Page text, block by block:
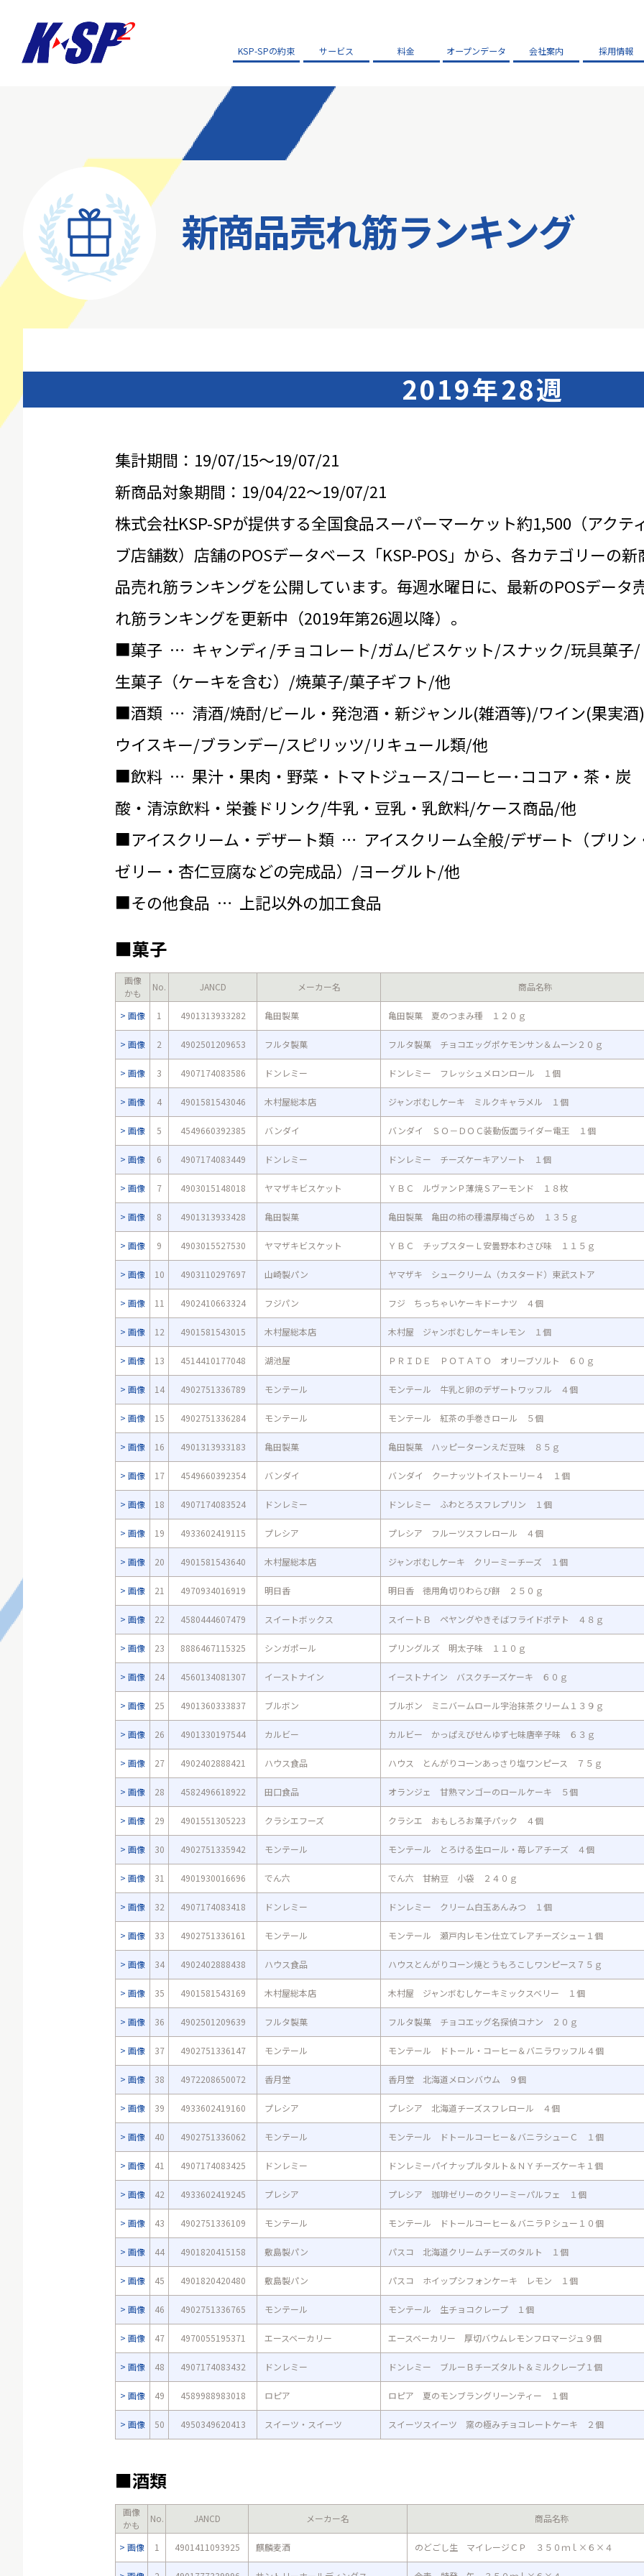
KSP-SPの約束 サービス 料金 オープンデータ 会社案内 採用情報
新商品売れ筋ランキング
2019年28週
集計期間：19/07/15～19/07/21
新商品対象期間：19/04/22～19/07/21
株式会社KSP-SPが提供する全国食品スーパーマーケット約1,500（アクテ
ブ店舗数）店舗のPOSデータベース「KSP-POS」から、各カテゴリーの新
品売れ筋ランキングを公開しています。毎週水曜日に、最新のPOSデータ
れ筋ランキングを更新中（2019年第26週以降）。
■菓子 … キャンディ/チョコレート/ガム/ビスケット/スナック/玩具菓子/
生菓子（ケーキを含む）/焼菓子/菓子ギフト/他
■酒類 … 清酒/焼酎/ビール・発泡酒・新ジャンル(雑酒等)/ワイン(果実
ウイスキー/ブランデー/スピリッツ/リキュール類/他
■飲料 … 果汁・果肉・野菜・トマトジュース/コーヒー･ココア・茶・炭
酸・清涼飲料・栄養ドリンク/牛乳・豆乳・乳飲料/ケース商品/他
■アイスクリーム・デザート類 … アイスクリーム全般/デザート（プリン
ゼリー・杏仁豆腐などの完成品）/ヨーグルト/他
■その他食品 … 上記以外の加工食品
■菓子
画像
かも
No. JANCD メーカー名 商品名称
画像 1 4901313933282 亀田製菓 亀田製菓 夏のつまみ種 １２０ｇ
画像 2 4902501209653 フルタ製菓 フルタ製菓 チョコエッグポケモンサン＆ムーン２０ｇ
画像 3 4907174083586 ドンレミー ドンレミー フレッシュメロンロール １個
画像 4 4901581543046 木村屋総本店 ジャンボむしケーキ ミルクキャラメル １個
画像 5 4549660392385 バンダイ バンダイ ＳＯ－ＤＯＣ装動仮面ライダー電王 １個
画像 6 4907174083449 ドンレミー ドンレミー チーズケーキアソート １個
画像 7 4903015148018 ヤマザキビスケット ＹＢＣ ルヴァンＰ薄焼Ｓアーモンド １８枚
画像 8 4901313933428 亀田製菓 亀田製菓 亀田の柿の種濃厚梅ざらめ １３５ｇ
画像 9 4903015527530 ヤマザキビスケット ＹＢＣ チップスターＬ安曇野本わさび味 １１５ｇ
画像 10 4903110297697 山崎製パン ヤマザキ シュークリーム（カスタード）東武ストア
画像 11 4902410663324 フジパン フジ ちっちゃいケーキドーナツ ４個
画像 12 4901581543015 木村屋総本店 木村屋 ジャンボむしケーキレモン １個
画像 13 4514410177048 湖池屋 ＰＲＩＤＥ ＰＯＴＡＴＯ オリーブソルト ６０ｇ
画像 14 4902751336789 モンテール モンテール 牛乳と卵のデザートワッフル ４個
画像 15 4902751336284 モンテール モンテール 紅茶の手巻きロール ５個
画像 16 4901313933183 亀田製菓 亀田製菓 ハッピーターンえだ豆味 ８５ｇ
画像 17 4549660392354 バンダイ バンダイ クーナッツトイストーリー４ １個
画像 18 4907174083524 ドンレミー ドンレミー ふわとろスフレプリン １個
画像 19 4933602419115 プレシア プレシア フルーツスフレロール ４個
画像 20 4901581543640 木村屋総本店 ジャンボむしケーキ クリーミーチーズ １個
画像 21 4970934016919 明日香 明日香 徳用角切りわらび餅 ２５０ｇ
画像 22 4580444607479 スイートボックス スイートＢ ペヤングやきそばフライドポテト ４８ｇ
画像 23 8886467115325 シンガポール プリングルズ 明太子味 １１０ｇ
画像 24 4560134081307 イーストナイン イーストナイン バスクチーズケーキ ６０ｇ
画像 25 4901360333837 ブルボン ブルボン ミニバームロール宇治抹茶クリーム１３９ｇ
画像 26 4901330197544 カルビー カルビー かっぱえびせんゆず七味唐辛子味 ６３ｇ
画像 27 4902402888421 ハウス食品 ハウス とんがりコーンあっさり塩ワンピース ７５ｇ
画像 28 4582496618922 田口食品 オランジェ 甘熟マンゴーのロールケーキ ５個
画像 29 4901551305223 クラシエフーズ クラシエ おもしろお菓子パック ４個
画像 30 4902751335942 モンテール モンテール とろける生ロール・苺レアチーズ ４個
画像 31 4901930016696 でん六 でん六 甘納豆 小袋 ２４０ｇ
画像 32 4907174083418 ドンレミー ドンレミー クリーム白玉あんみつ １個
画像 33 4902751336161 モンテール モンテール 瀬戸内レモン仕立てレアチーズシュー１個
画像 34 4902402888438 ハウス食品 ハウスとんがりコーン焼とうもろこしワンピース７５ｇ
画像 35 4901581543169 木村屋総本店 木村屋 ジャンボむしケーキミックスベリー １個
画像 36 4902501209639 フルタ製菓 フルタ製菓 チョコエッグ名探偵コナン ２０ｇ
画像 37 4902751336147 モンテール モンテール ドトール・コーヒー＆バニラワッフル４個
画像 38 4972208650072 香月堂 香月堂 北海道メロンバウム ９個
画像 39 4933602419160 プレシア プレシア 北海道チーズスフレロール ４個
画像 40 4902751336062 モンテール モンテール ドトールコーヒー＆バニラシューＣ １個
画像 41 4907174083425 ドンレミー ドンレミーパイナップルタルト＆ＮＹチーズケーキ１個
画像 42 4933602419245 プレシア プレシア 珈琲ゼリーのクリーミーパルフェ １個
画像 43 4902751336109 モンテール モンテール ドトールコーヒー＆バニラＰシュー１０個
画像 44 4901820415158 敷島製パン パスコ 北海道クリームチーズのタルト １個
画像 45 4901820420480 敷島製パン パスコ ホイップシフォンケーキ レモン １個
画像 46 4902751336765 モンテール モンテール 生チョコクレープ １個
画像 47 4970055195371 エースベーカリー エースベーカリー 厚切バウムレモンフロマージュ９個
画像 48 4907174083432 ドンレミー ドンレミー ブルーＢチーズタルト＆ミルクレープ１個
画像 49 4589988983018 ロピア ロピア 夏のモンブラングリーンティー １個
画像 50 4950349620413 スイーツ・スイーツ スイーツスイーツ 窯の極みチョコレートケーキ ２個
■酒類
画像
かも
No. JANCD メーカー名 商品名称
画像 1 4901411093925 麒麟麦酒 のどごし生 マイレージＣＰ ３５０ｍｌ×６×４